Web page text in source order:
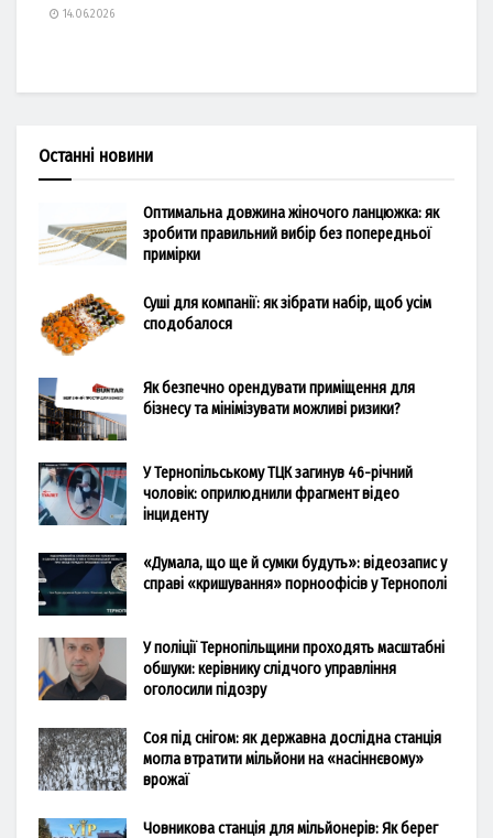
14.06.2026
Останні новини
Оптимальна довжина жіночого ланцюжка: як
зробити правильний вибір без попередньої
примірки
Суші для компанії: як зібрати набір, щоб усім
сподобалося
Як безпечно орендувати приміщення для
бізнесу та мінімізувати можливі ризики?
У Тернопільському ТЦК загинув 46-річний
чоловік: оприлюднили фрагмент відео
інциденту
«Думала, що ще й сумки будуть»: відеозапис у
справі «кришування» порноофісів у Тернополі
У поліції Тернопільщини проходять масштабні
обшуки: керівнику слідчого управління
оголосили підозру
Соя під снігом: як державна дослідна станція
могла втратити мільйони на «насіннєвому»
врожаї
Човникова станція для мільйонерів: Як берег